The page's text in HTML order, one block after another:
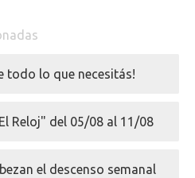
todo lo que necesitás!
Reloj" del 05/08 al 11/08
el descenso semanal